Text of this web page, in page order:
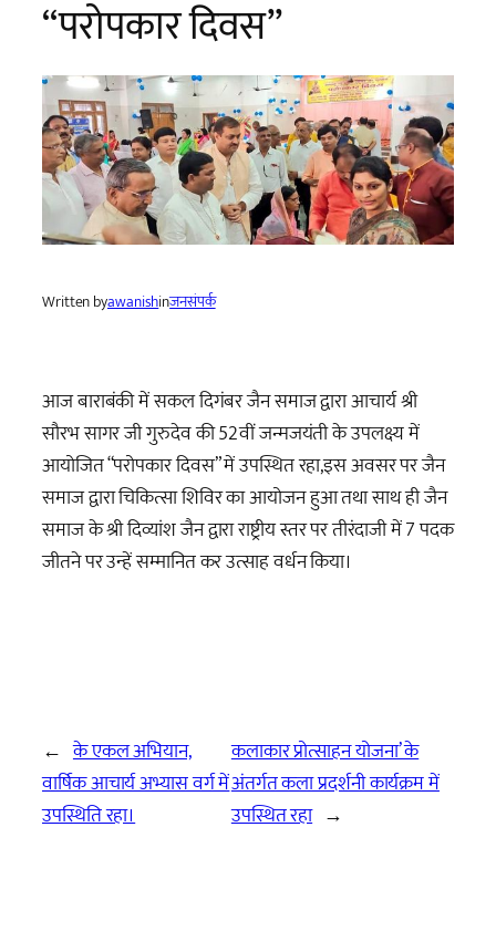
“परोपकार दिवस”
Written byawanishinजनसंपर्क
आज बाराबंकी में सकल दिगंबर जैन समाज द्वारा आचार्य श्री
सौरभ सागर जी गुरुदेव की 52वीं जन्मजयंती के उपलक्ष्य में
आयोजित “परोपकार दिवस” में उपस्थित रहा,इस अवसर पर जैन
समाज द्वारा चिकित्सा शिविर का आयोजन हुआ तथा साथ ही जैन
समाज के श्री दिव्यांश जैन द्वारा राष्ट्रीय स्तर पर तीरंदाजी में 7 पदक
जीतने पर उन्हें सम्मानित कर उत्साह वर्धन किया।
← के एकल अभियान,
वार्षिक आचार्य अभ्यास वर्ग में
उपस्थिति रहा।
कलाकार प्रोत्साहन योजना’ के
अंतर्गत कला प्रदर्शनी कार्यक्रम में
उपस्थित रहा →